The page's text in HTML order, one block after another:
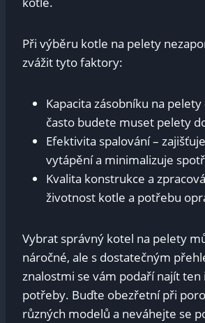
Při výběru kotle na pelety
zvážit tyto faktory:
Kapacita zásobníku na
často budete muset pelety
Efektivita spalování –
vytápění a minimalizuje
Kvalita konstrukce a
životnost kotle a potřebu
Vybrat správný kotel na pelety
náročné, ale s dostatečným
znalostmi se vám podaří najít ten
potřeby. Buďte obezřetní při
různých modelů a neváhejte se